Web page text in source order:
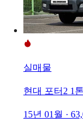
실매물
현대 포터2 1
15년 01월 ·